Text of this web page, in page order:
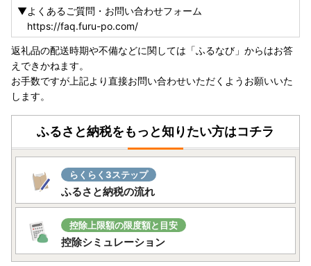
必要な添付書類、送付先についても 旭川市ホームページ
案内しております。
御理解と御協力をお願いいたします。
■返礼品について
入金確認後の寄附者様都合の申込みのキャンセル、返礼品の
変更・返品はお受けできかねます。
また、寄附者様都合でお受け取りができなかった際の再配送
は致しかねますので、予めご了承ください。
▼よくあるご質問・お問い合わせフォーム
https://faq.furu-po.com/
返礼品の配送時期や不備などに関しては「ふるなび」からはお答
えできかねます。
お手数ですが上記より直接お問い合わせいただくようお願いいた
します。
ふるさと納税をもっと知りたい方はコチラ
らくらく3ステップ
ふるさと納税の流れ
控除上限額の限度額と目安
控除シミュレーション